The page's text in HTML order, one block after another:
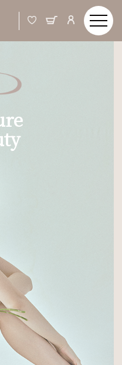
インナー
ダルインナー
MORE
Beauty
、ウエストといった部分
頭までの姿勢ポジショ
ですっきりと明るい印象
た立体設計で、背筋を
くなる力を引き出す姿